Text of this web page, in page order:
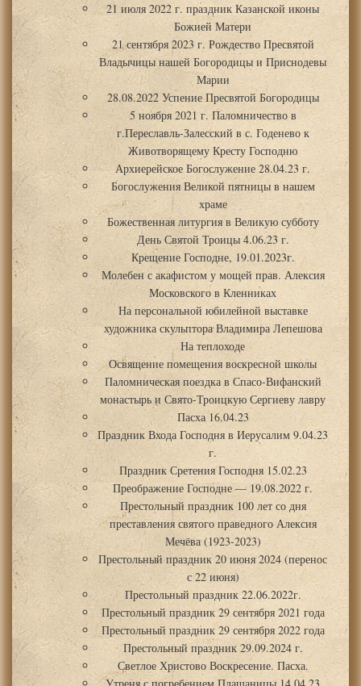
21 июля 2022 г. праздник Казанской иконы
Божией Матери
21 сентября 2023 г. Рождество Пресвятой
Владычицы нашей Богородицы и Приснодевы
Марии
28.08.2022 Успение Пресвятой Богородицы
5 ноября 2021 г. Паломничество в
г.Переславль-Залесский в с. Годенево к
Животворящему Кресту Господню
Архиерейское Богослужение 28.04.23 г.
Богослужения Великой пятницы в нашем
храме
Божественная литургия в Великую субботу
День Святой Троицы 4.06.23 г.
Крещение Господне, 19.01.2023г.
Молебен с акафистом у мощей прав. Алексия
Московского в Кленниках
На персональной юбилейной выставке
художника скульптора Владимира Лепешова
На теплоходе
Освящение помещения воскресной школы
Паломническая поездка в Спасо-Вифанский
монастырь и Свято-Троицкую Сергиеву лавру
Пасха 16.04.23
Праздник Входа Господня в Иерусалим 9.04.23
г.
Праздник Сретения Господня 15.02.23
Преображение Господне — 19.08.2022 г.
Престольный праздник 100 лет со дня
преставления святого праведного Алексия
Мечёва (1923-2023)
Престольный праздник 20 июня 2024 (перенос
с 22 июня)
Престольный праздник 22.06.2022г.
Престольный праздник 29 сентября 2021 года
Престольный праздник 29 сентября 2022 года
Престольный праздник 29.09.2024 г.
Светлое Христово Воскресение. Пасха.